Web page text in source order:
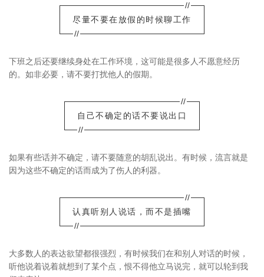
//
尽量不要在放假的时候聊工作
//
下班之后还要继续身处在工作环境，这可能是很多人不愿意经历
的。如非必要，请不要打扰他人的假期。
//
自己不确定的话不要说出口
//
如果有些话并不确定，请不要随意的胡乱说出。有时候，流言就是
因为这些不确定的话而成为了伤人的利器。
//
认真听别人说话，而不是插嘴
//
大多数人的表达欲望都很强烈，有时候我们在和别人对话的时候，
听他说着说着就想到了某个点，恨不得他立马说完，就可以轮到我